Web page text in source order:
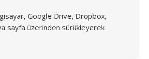
Google Drive, Dropbox,
sayfa üzerinden sürükleyerek